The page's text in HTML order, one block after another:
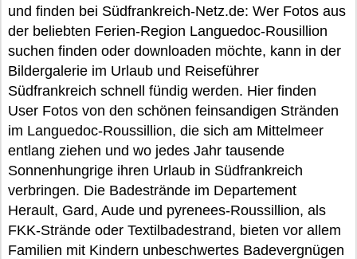
und finden bei Südfrankreich-Netz.de: Wer Fotos aus
der beliebten Ferien-Region Languedoc-Rousillion
suchen finden oder downloaden möchte, kann in der
Bildergalerie im Urlaub und Reiseführer
Südfrankreich schnell fündig werden. Hier finden
User Fotos von den schönen feinsandigen Stränden
im Languedoc-Roussillion, die sich am Mittelmeer
entlang ziehen und wo jedes Jahr tausende
Sonnenhungrige ihren Urlaub in Südfrankreich
verbringen. Die Badestrände im Departement
Herault, Gard, Aude und pyrenees-Roussillion, als
FKK-Strände oder Textilbadestrand, bieten vor allem
Familien mit Kindern unbeschwertes Badevergnügen